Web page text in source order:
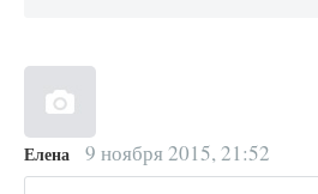
Елена 9 ноября 2015, 21:52